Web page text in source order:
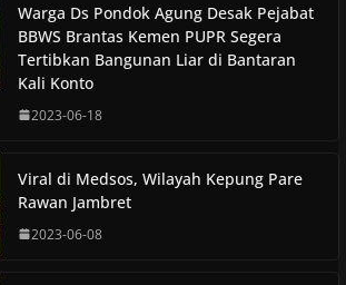
Warga Ds Pondok Agung Desak Pejabat
BBWS Brantas Kemen PUPR Segera
Tertibkan Bangunan Liar di Bantaran
Kali Konto
2023-06-18
Viral di Medsos, Wilayah Kepung Pare
Rawan Jambret
2023-06-08